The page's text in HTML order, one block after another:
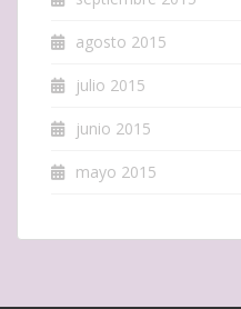
agosto 2015
julio 2015
junio 2015
mayo 2015